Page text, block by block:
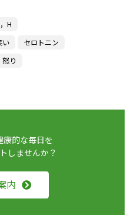
H
い
セロトニン
怒り
康的な毎日を
しませんか？
内